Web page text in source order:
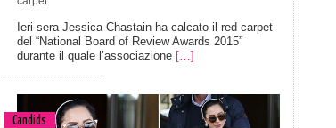
Ieri sera Jessica Chastain ha calcato il red carpet
del “National Board of Review Awards 2015”
durante il quale l’associazione […]
Candids